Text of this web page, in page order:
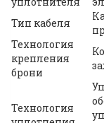
Тип кабеля
Технология
крепления
брони
Технология